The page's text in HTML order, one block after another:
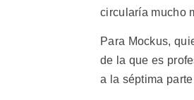
circularía mucho
Para Mockus,
de la que es
a la séptima